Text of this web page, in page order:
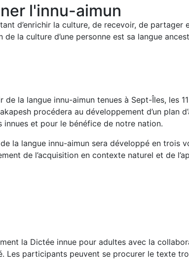
l'innu-aimun
d’enrichir la culture, de recevoir, de
la culture d’une personne est sa langue
de la langue innu-aimun tenues à Sept-Îles, les
procédera au développement d’un plan
et pour le bénéfice de notre nation.
la langue innu-aimun sera développé en trois
de l’acquisition en contexte naturel et de
la Dictée innue pour adultes avec la
Les participants peuvent se procurer le texte